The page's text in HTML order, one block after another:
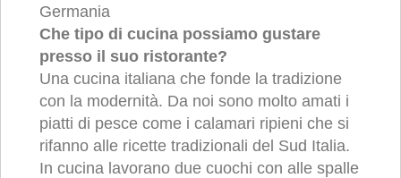
Germania
Che tipo di cucina possiamo gustare
presso il suo ristorante?
Una cucina italiana che fonde la tradizione
con la modernità. Da noi sono molto amati i
piatti di pesce come i calamari ripieni che si
rifanno alle ricette tradizionali del Sud Italia.
In cucina lavorano due cuochi con alle spalle